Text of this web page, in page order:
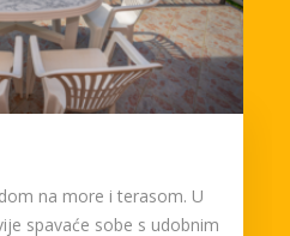
na more i terasom. U
spavaće sobe s udobnim